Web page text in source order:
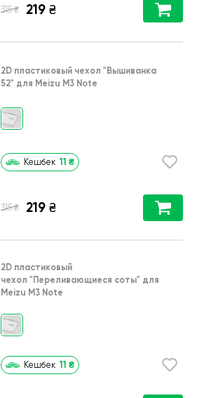
315 ₴ 219 ₴
2D пластиковый чехол "Вышиванка
52" для Meizu M3 Note
Кешбек 11 ₴
315 ₴ 219 ₴
2D пластиковый
чехол "Переливающиеся соты" для
Meizu M3 Note
Кешбек 11 ₴